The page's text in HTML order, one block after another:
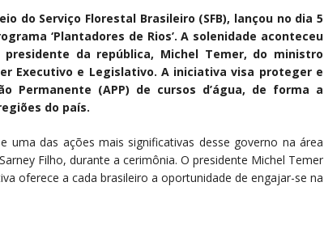
do Serviço Florestal Brasileiro (SFB), lançou no dia 5
‘Plantadores de Rios’. A solenidade aconteceu
da república, Michel Temer, do ministro
Executivo e Legislativo. A iniciativa visa proteger e
Permanente (APP) de cursos d’água, de forma a
do país.
uma das ações mais significativas desse governo na área
Filho, durante a cerimônia. O presidente Michel Temer
oferece a cada brasileiro a oportunidade de engajar-se na